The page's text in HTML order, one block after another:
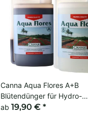
Canna Aqua Flores A+B
Blütendünger für Hydro-
Kreisläufe
ab 19,90 € *